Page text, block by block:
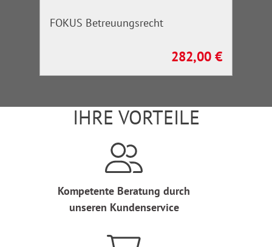
FOKUS Betreuungsrecht
Regulärer Preis:
282,00 €
IHRE VORTEILE
Kompetente Beratung durch
unseren Kundenservice